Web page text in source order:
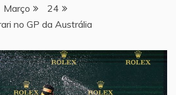
Março
24
no GP da Austrália